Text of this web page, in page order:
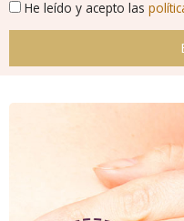
He leído y acepto las